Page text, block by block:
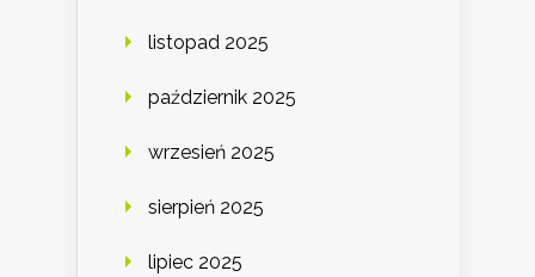
listopad 2025
październik 2025
wrzesień 2025
sierpień 2025
lipiec 2025